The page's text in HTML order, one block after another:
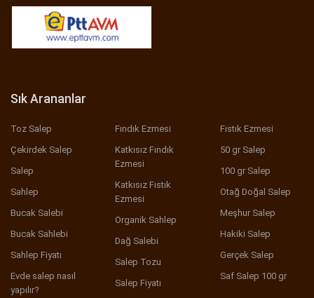
Sık Arananlar
Toz Salep
Çekirdek Salep
Salep
Sahlep
Bucak Salebi
Bucak Sahlebi
Sahlep Fiyatı
Evde salep nasıl
yapılır?
Fındık Ezmesi
Katkısız Fındık
Ezmesi
Katkısız Fıstık
Ezmesi
Organik Sahlep
Dağ Salebi
Salep Tozu
Salep Fiyatı
Fıstık Ezmesi
50 gr Salep
100 gr Salep
Otağ Doğal Salep
Meşhur Salep
Hakiki Salep
Gerçek Salep
Saf Salep 100 gr